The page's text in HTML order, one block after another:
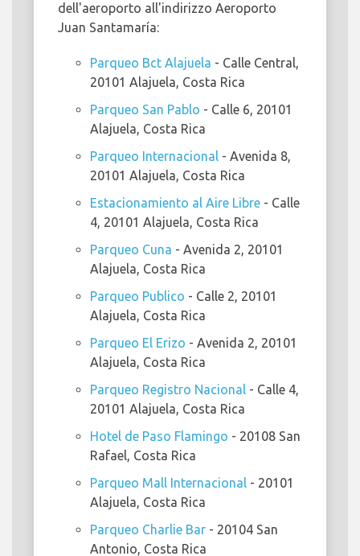
dell'aeroporto all'indirizzo Aeroporto
Juan Santamaría:
Parqueo Bct Alajuela - Calle Central,
20101 Alajuela, Costa Rica
Parqueo San Pablo - Calle 6, 20101
Alajuela, Costa Rica
Parqueo Internacional - Avenida 8,
20101 Alajuela, Costa Rica
Estacionamiento al Aire Libre - Calle
4, 20101 Alajuela, Costa Rica
Parqueo Cuna - Avenida 2, 20101
Alajuela, Costa Rica
Parqueo Publico - Calle 2, 20101
Alajuela, Costa Rica
Parqueo El Erizo - Avenida 2, 20101
Alajuela, Costa Rica
Parqueo Registro Nacional - Calle 4,
20101 Alajuela, Costa Rica
Hotel de Paso Flamingo - 20108 San
Rafael, Costa Rica
Parqueo Mall Internacional - 20101
Alajuela, Costa Rica
Parqueo Charlie Bar - 20104 San
Antonio, Costa Rica